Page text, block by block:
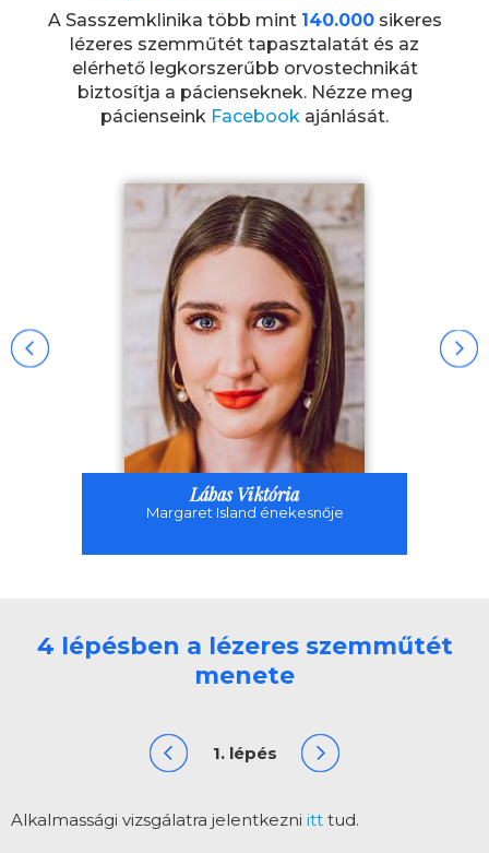
A Sasszemklinika több mint 140.000sikeres
lézeres szemműtét tapasztalatát és az
elérhető legkorszerűbb orvostechnikát
biztosítja a pácienseknek. Nézze meg
pácienseink Facebook ajánlását.
Lábas Viktória
Margaret Island énekesnője
4 lépésben a lézeres szemműtét
menete
1. lépés
Alkalmassági vizsgálatra jelentkezni itt tud.